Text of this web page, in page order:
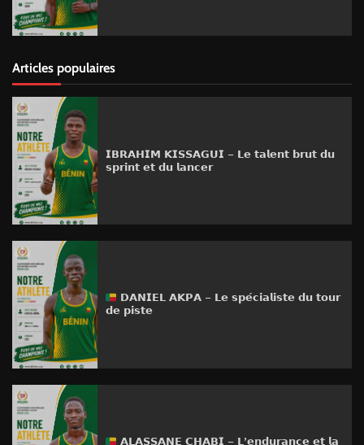
Articles populaires
𝗜𝗕𝗥𝗔𝗛𝗜𝗠 𝗞𝗜𝗦𝗦𝗔𝗚𝗨𝗜 – 𝗟𝗲 𝘁𝗮𝗹𝗲𝗻𝘁 𝗯𝗿𝘂𝘁 𝗱𝘂
𝘀𝗽𝗿𝗶𝗻𝘁 𝗲𝘁 𝗱𝘂 𝗹𝗮𝗻𝗰𝗲𝗿
𝗗𝗔𝗡𝗜𝗘𝗟 𝗔𝗞𝗣𝗔 – 𝗟𝗲 𝘀𝗽𝗲́𝗰𝗶𝗮𝗹𝗶𝘀𝘁𝗲 𝗱𝘂 𝘁𝗼𝘂𝗿
𝗱𝗲 𝗽𝗶𝘀𝘁𝗲
𝗔𝗟𝗔𝗦𝗦𝗔𝗡𝗘 𝗖𝗛𝗔𝗕𝗜 – 𝗟’𝗲𝗻𝗱𝘂𝗿𝗮𝗻𝗰𝗲 𝗲𝘁 𝗹𝗮